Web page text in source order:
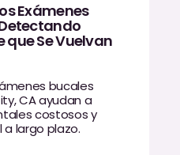
Exámenes
que Se Vuelvan
bucales
CA ayudan a
costosos y
largo plazo.